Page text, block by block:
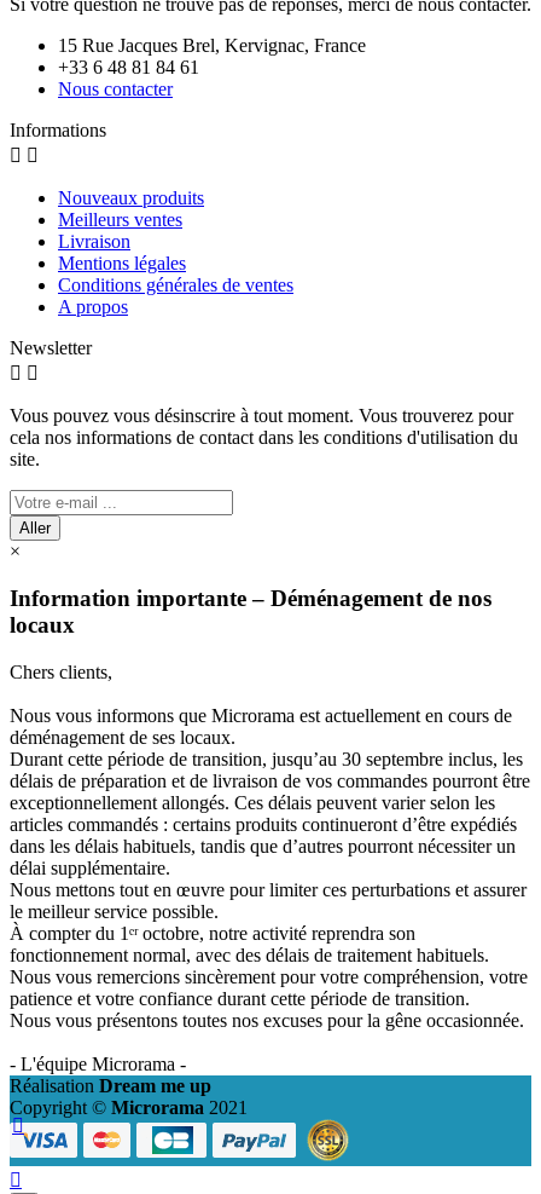
Si votre question ne trouve pas de réponses, merci de nous contacter.
15 Rue Jacques Brel, Kervignac, France
+33 6 48 81 84 61
Nous contacter
Informations
 
Nouveaux produits
Meilleurs ventes
Livraison
Mentions légales
Conditions générales de ventes
A propos
Newsletter
 
Vous pouvez vous désinscrire à tout moment. Vous trouverez pour
cela nos informations de contact dans les conditions d'utilisation du
site.
Aller
×
Information importante – Déménagement de nos
locaux
Chers clients,
Nous vous informons que Microrama est actuellement en cours de
déménagement de ses locaux.
Durant cette période de transition, jusqu’au 30 septembre inclus, les
délais de préparation et de livraison de vos commandes pourront être
exceptionnellement allongés. Ces délais peuvent varier selon les
articles commandés : certains produits continueront d’être expédiés
dans les délais habituels, tandis que d’autres pourront nécessiter un
délai supplémentaire.
Nous mettons tout en œuvre pour limiter ces perturbations et assurer
le meilleur service possible.
À compter du 1ᵉʳ octobre, notre activité reprendra son
fonctionnement normal, avec des délais de traitement habituels.
Nous vous remercions sincèrement pour votre compréhension, votre
patience et votre confiance durant cette période de transition.
Nous vous présentons toutes nos excuses pour la gêne occasionnée.
- L'équipe Microrama -
Réalisation Dream me up
Copyright © Microrama 2021

